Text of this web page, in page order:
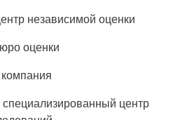
независимой оценки
оценки
центр